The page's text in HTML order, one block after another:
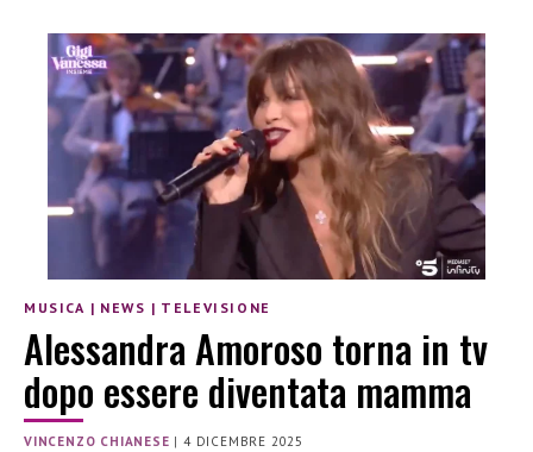
MUSICA | NEWS | TELEVISIONE
Alessandra Amoroso torna in tv
dopo essere diventata mamma
VINCENZO CHIANESE |4 DICEMBRE 2025